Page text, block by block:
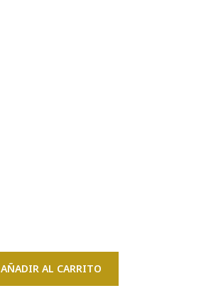
AÑADIR AL CARRITO